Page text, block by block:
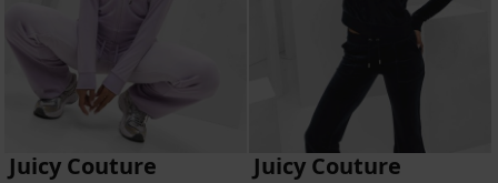
Juicy Couture Juicy Couture